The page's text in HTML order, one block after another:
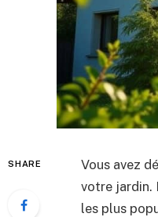
SHARE Vous avez
votre jardin.
les plus